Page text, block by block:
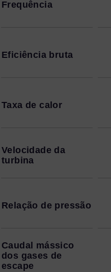
Frequência
Eficiência bruta
Taxa de calor
Velocidade da
turbina
Relação de pressão
Caudal mássico
dos gases de
escape